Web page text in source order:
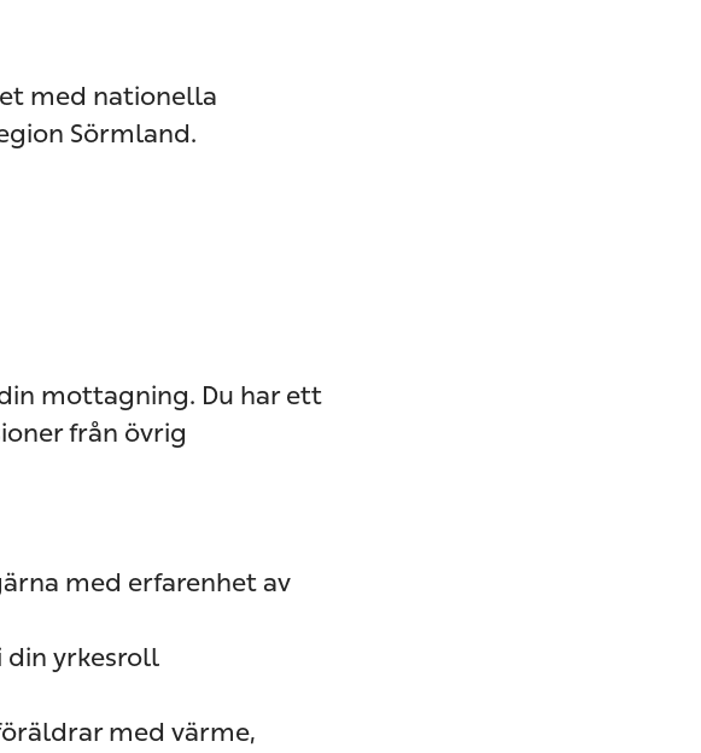
med nationella
Sörmland.
mottagning. Du har ett
från övrig
med erfarenhet av
din yrkesroll
med värme,